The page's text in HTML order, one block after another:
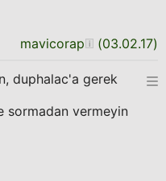
mavicorap (03.02.17)
duphalac'a gerek
sormadan vermeyin